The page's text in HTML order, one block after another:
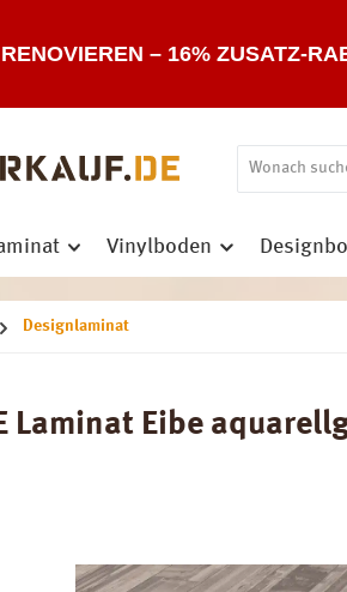
– 16% ZUSATZ-
Vinylboden
Designlaminat
Laminat Eibe